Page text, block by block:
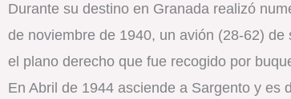
Durante su destino en Granada realizó
de noviembre de 1940, un avión (28-62)
el plano derecho que fue recogido por
En Abril de 1944 asciende a Sargento y es